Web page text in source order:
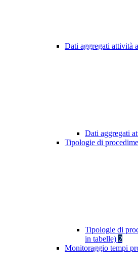
Dati aggregati attività
Dati aggregati
Tipologie di
Tipologie di
in tabelle) 2
Monitoraggio tempi